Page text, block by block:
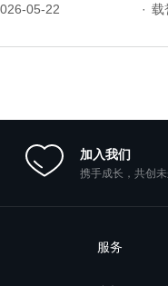
05-22 · 载誉
加入我们
携手成长，共创
服务